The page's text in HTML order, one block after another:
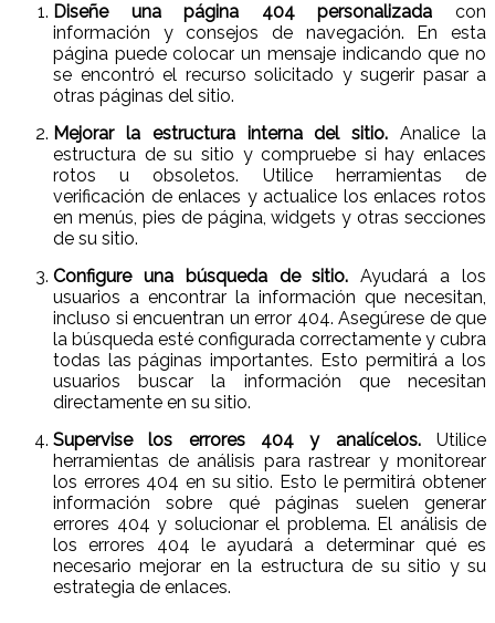
Diseñe una página 404 personalizada con
información y consejos de navegación. En esta
página puede colocar un mensaje indicando que no
se encontró el recurso solicitado y sugerir pasar a
otras páginas del sitio.
Mejorar la estructura interna del sitio. Analice la
estructura de su sitio y compruebe si hay enlaces
rotos u obsoletos. Utilice herramientas de
verificación de enlaces y actualice los enlaces rotos
en menús, pies de página, widgets y otras secciones
de su sitio.
Configure una búsqueda de sitio. Ayudará a los
usuarios a encontrar la información que necesitan,
incluso si encuentran un error 404. Asegúrese de que
la búsqueda esté configurada correctamente y cubra
todas las páginas importantes. Esto permitirá a los
usuarios buscar la información que necesitan
directamente en su sitio.
Supervise los errores 404 y analícelos.Utilice
herramientas de análisis para rastrear y monitorear
los errores 404 en su sitio. Esto le permitirá obtener
información sobre qué páginas suelen generar
errores 404 y solucionar el problema. El análisis de
los errores 404 le ayudará a determinar qué es
necesario mejorar en la estructura de su sitio y su
estrategia de enlaces.